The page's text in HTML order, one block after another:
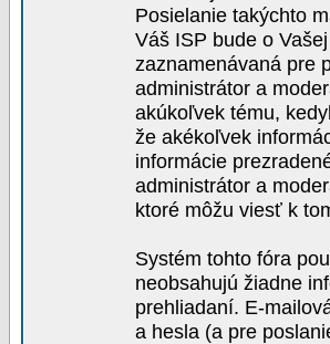
Posielanie takýchto
Váš ISP bude o
zaznamenávaná pre
administrátor a
akúkoľvek tému,
že akékoľvek
informácie
administrátor a
ktoré môžu viesť k
Systém tohto fóra
neobsahujú žiadne
prehliadaní. E-
a hesla (a pre